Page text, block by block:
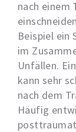
nach einem
Beispiel ein
im
Unfällen.
kann sehr
nach dem
Häufig